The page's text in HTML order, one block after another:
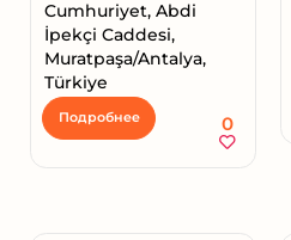
Cumhuriyet, Abdi
İpekçi Caddesi,
Muratpaşa/Antalya,
Türkiye
Подробнее 0